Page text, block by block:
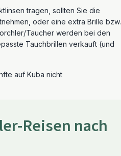
tragen, sollten Sie die
oder eine extra Brille bzw.
Taucher werden bei den
Tauchbrillen verkauft (und
auf Kuba nicht
Reisen nach